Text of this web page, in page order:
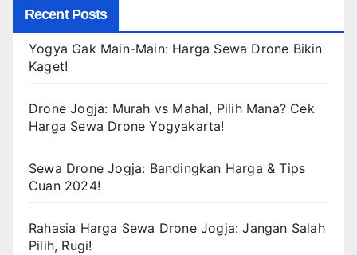
Recent Posts
Yogya Gak Main-Main: Harga Sewa Drone Bikin
Kaget!
Drone Jogja: Murah vs Mahal, Pilih Mana? Cek
Harga Sewa Drone Yogyakarta!
Sewa Drone Jogja: Bandingkan Harga & Tips
Cuan 2024!
Rahasia Harga Sewa Drone Jogja: Jangan Salah
Pilih, Rugi!